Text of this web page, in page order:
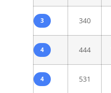
3 340
4 444
4 531